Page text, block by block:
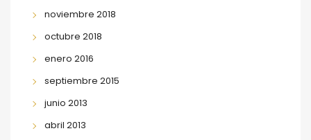
noviembre 2018
octubre 2018
enero 2016
septiembre 2015
junio 2013
abril 2013